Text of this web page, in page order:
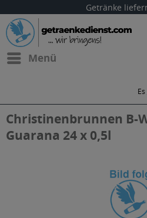
Getränke
Menü
Christinenbrunnen B-
Guarana 24 x 0,5l